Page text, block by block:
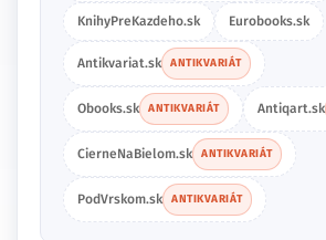
KnihyPreKazdeho.sk Eurobooks.sk
Antikvariat.sk ANTIKVARIÁT
Obooks.sk ANTIKVARIÁT Antiqart.sk
CierneNaBielom.sk ANTIKVARIÁT
PodVrskom.sk ANTIKVARIÁT